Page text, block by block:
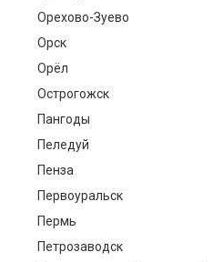
Орехово-Зуево
Орск
Орёл
Острогожск
Пангоды
Пеледуй
Пенза
Первоуральск
Пермь
Петрозаводск